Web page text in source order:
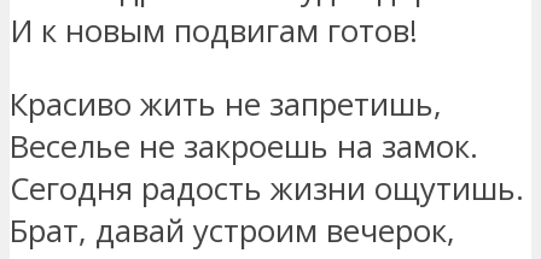
И к новым подвигам готов!
Красиво жить не запретишь,
Веселье не закроешь на замок.
Сегодня радость жизни ощутишь.
Брат, давай устроим вечерок,